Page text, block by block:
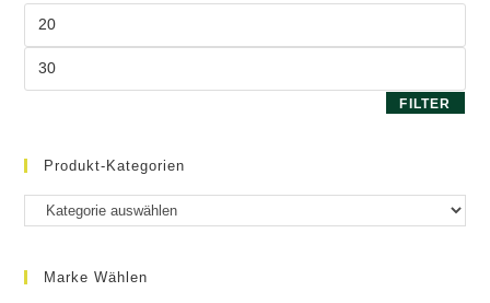
FILTER
Produkt-Kategorien
Marke Wählen